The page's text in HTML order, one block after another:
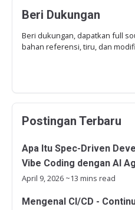
Beri Dukungan
Beri dukungan, dapatkan full
bahan referensi, tiru, dan
Postingan Terbaru
Apa Itu Spec-Driven
Vibe Coding dengan AI
April 9, 2026 ~13 mins read
Mengenal CI/CD -